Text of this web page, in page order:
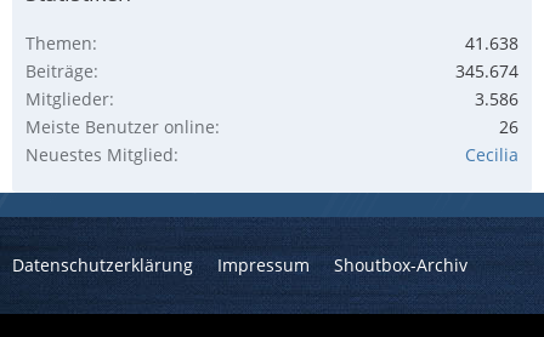
Themen
41.638
Beiträge
345.674
Mitglieder
3.586
Meiste Benutzer online
26
Neuestes Mitglied
Cecilia
Datenschutzerklärung Impressum Shoutbox-Archiv